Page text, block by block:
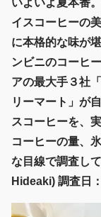
イスコーヒーの
に本格的な味が
ンビニのコーヒ
アの最大手３社
リーマート」が
スコーヒーを、
コーヒーの量、
な目線で調査し
Hideaki) 調査日